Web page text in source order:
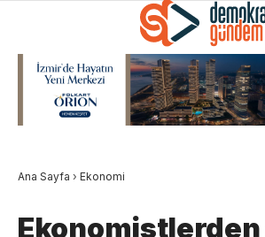
Ana Sayfa › Ekonomi